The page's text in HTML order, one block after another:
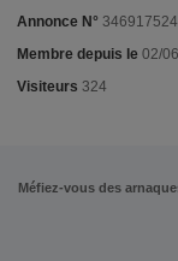
Annonce N° 346917524
Membre depuis le 02/
Visiteurs 324
Méfiez-vous des